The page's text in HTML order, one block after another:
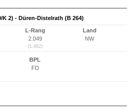
2) - Düren-Distelrath (B 264)
L-Rang
2.049
(1.462)
Land
NW
BPL
FD